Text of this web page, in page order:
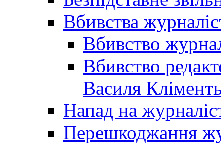
Вбивства
Вбивство
Вбивство
Василя
Напад на
Перешкоджання